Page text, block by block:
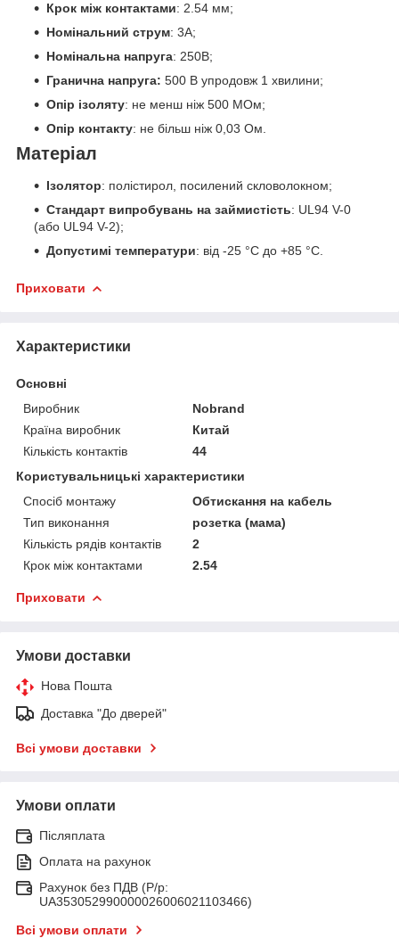
Крок між контактами: 2.54 мм;
Номінальний струм: 3A;
Номінальна напруга: 250В;
Гранична напруга: 500 В упродовж 1 хвилини;
Опір ізоляту: не менш ніж 500 МОм;
Опір контакту: не більш ніж 0,03 Ом.
Матеріал
Ізолятор: полістирол, посилений скловолокном;
Стандарт випробувань на займистість: UL94 V-0
(або UL94 V-2);
Допустимі температури: від -25 °C до +85 °C.
Приховати
Характеристики
Основні
Виробник
Nobrand
Країна виробник
Китай
Кількість контактів
44
Користувальницькі характеристики
Спосіб монтажу
Обтискання на кабель
Тип виконання
розетка (мама)
Кількість рядів контактів
2
Крок між контактами
2.54
Приховати
Умови доставки
Нова Пошта
Доставка "До дверей"
Всі умови доставки
Умови оплати
Післяплата
Оплата на рахунок
Рахунок без ПДВ (Р/р:
UA353052990000026006021103466)
Всі умови оплати